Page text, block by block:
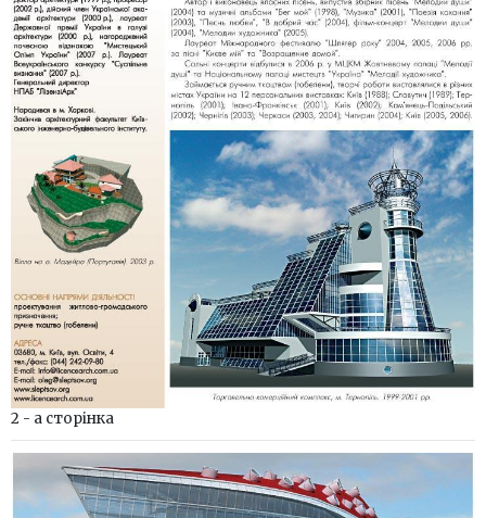
2 - а сторінка